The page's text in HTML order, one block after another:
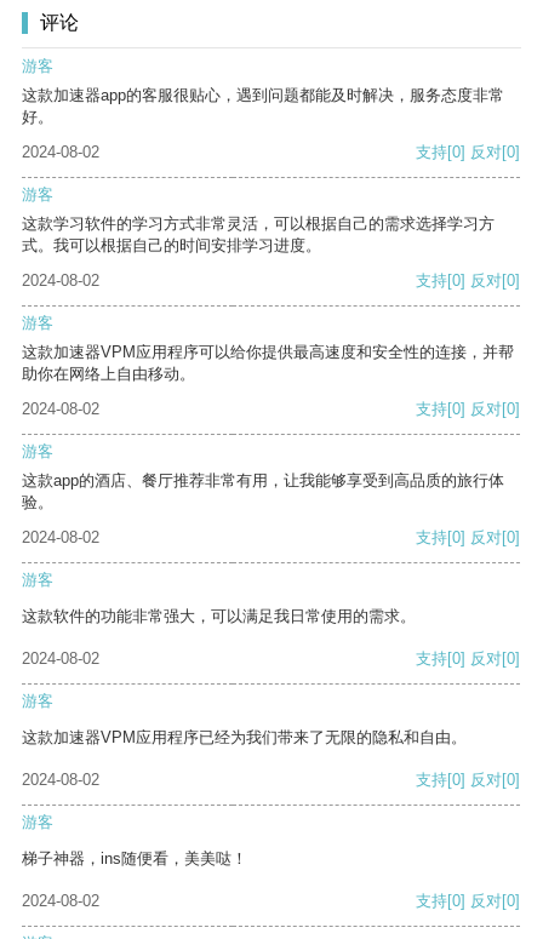
评论
游客
这款加速器app的客服很贴心，遇到问题都能及时解决，服务态度非常
好。
2024-08-02
支持[0] 反对[0]
游客
这款学习软件的学习方式非常灵活，可以根据自己的需求选择学习方
式。我可以根据自己的时间安排学习进度。
2024-08-02
支持[0] 反对[0]
游客
这款加速器VPM应用程序可以给你提供最高速度和安全性的连接，并帮
助你在网络上自由移动。
2024-08-02
支持[0] 反对[0]
游客
这款app的酒店、餐厅推荐非常有用，让我能够享受到高品质的旅行体
验。
2024-08-02
支持[0] 反对[0]
游客
这款软件的功能非常强大，可以满足我日常使用的需求。
2024-08-02 支持[0] 反对[0]
游客
这款加速器VPM应用程序已经为我们带来了无限的隐私和自由。
2024-08-02 支持[0] 反对[0]
游客
梯子神器，ins随便看，美美哒！
2024-08-02 支持[0] 反对[0]